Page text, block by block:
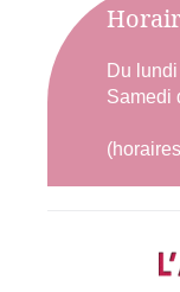
Du
Samedi